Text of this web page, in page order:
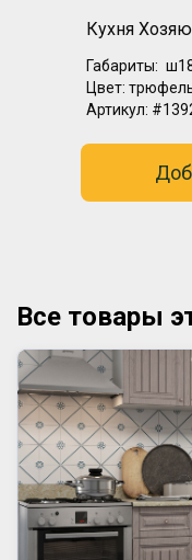
Кухня
Габариты:
Цвет:
Артикул:
Все товары